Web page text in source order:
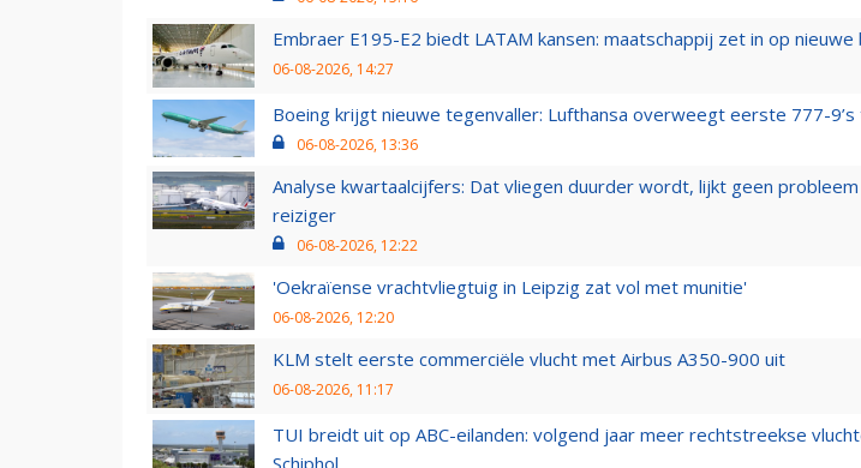
Embraer E195-E2 biedt LATAM kansen: maatschappij zet in op
06-08-2026, 14:27
Boeing krijgt nieuwe tegenvaller: Lufthansa overweegt eerste 777-
06-08-2026, 13:36
Analyse kwartaalcijfers: Dat vliegen duurder wordt, lijkt geen
reiziger
06-08-2026, 12:22
'Oekraïense vrachtvliegtuig in Leipzig zat vol met munitie'
06-08-2026, 12:20
KLM stelt eerste commerciële vlucht met Airbus A350-900 uit
06-08-2026, 11:17
TUI breidt uit op ABC-eilanden: volgend jaar meer rechtstreekse